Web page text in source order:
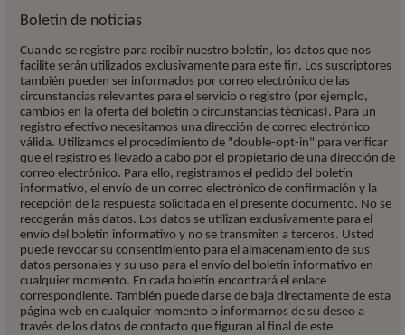
Boletín de noticias
Cuando se registre para recibir nuestro boletín, los datos que nos
facilite serán utilizados exclusivamente para este fin. Los suscriptores
también pueden ser informados por correo electrónico de las
circunstancias relevantes para el servicio o registro (por ejemplo,
cambios en la oferta del boletín o circunstancias técnicas). Para un
registro efectivo necesitamos una dirección de correo electrónico
válida. Utilizamos el procedimiento de "double-opt-in" para verificar
que el registro es llevado a cabo por el propietario de una dirección de
correo electrónico. Para ello, registramos el pedido del boletín
informativo, el envío de un correo electrónico de confirmación y la
recepción de la respuesta solicitada en el presente documento. No se
recogerán más datos. Los datos se utilizan exclusivamente para el
envío del boletín informativo y no se transmiten a terceros. Usted
puede revocar su consentimiento para el almacenamiento de sus
datos personales y su uso para el envío del boletín informativo en
cualquier momento. En cada boletín encontrará el enlace
correspondiente. También puede darse de baja directamente de esta
página web en cualquier momento o informarnos de su deseo a
través de los datos de contacto que figuran al final de este